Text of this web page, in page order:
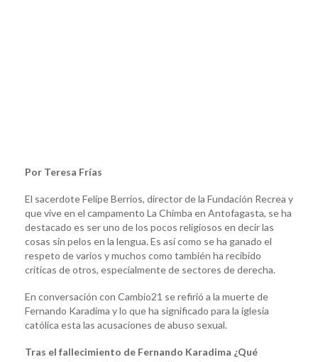
Por Teresa Frías
El sacerdote Felipe Berríos, director de la Fundación Recrea y
que vive en el campamento La Chimba en Antofagasta, se ha
destacado es ser uno de los pocos religiosos en decir las
cosas sin pelos en la lengua. Es así como se ha ganado el
respeto de varios y muchos como también ha recibido
críticas de otros, especialmente de sectores de derecha.
En conversación con Cambio21 se refirió a la muerte de
Fernando Karadima y lo que ha significado para la iglesia
católica esta las acusaciones de abuso sexual.
Tras el fallecimiento de Fernando Karadima ¿Qué